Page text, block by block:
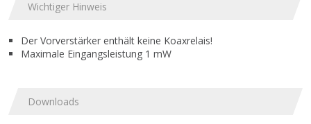
Wichtiger Hinweis
Der Vorverstärker enthält keine Koaxrelais!
Maximale Eingangsleistung 1 mW
Downloads